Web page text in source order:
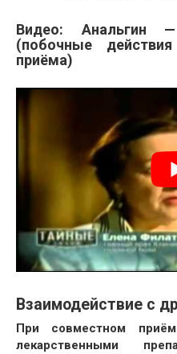
Видео: Анальгин
(побочные
приёма)
Взаимодействие с
При совместном
лекарственными